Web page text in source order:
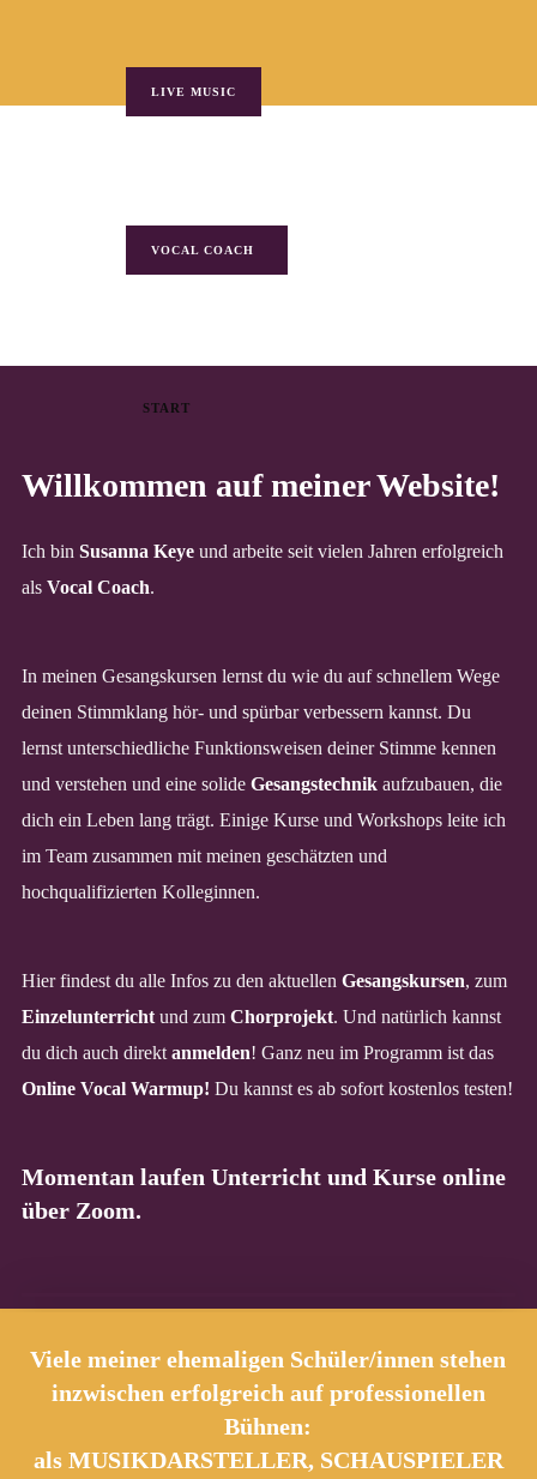
LIVE MUSIC
VOCAL COACH
START
Willkommen auf meiner Website!
Ich bin Susanna Keyeund arbeite seit vielen Jahren erfolgreich
als Vocal Coach.
In meinen Gesangskursen lernst du wie du auf schnellem Wege
deinen Stimmklang hör- und spürbar verbessern kannst. Du
lernst unterschiedliche Funktionsweisen deiner Stimme kennen
und verstehen und eine solide Gesangstechnikaufzubauen, die
dich ein Leben lang trägt. Einige Kurse und Workshops leite ich
im Team zusammen mit meinen geschätzten und
hochqualifizierten Kolleginnen.
Hier findest du alle Infos zu den aktuellen Gesangskursen, zum
Einzelunterrichtund zum Chorprojekt. Und natürlich kannst
du dich auch direktanmelden! Ganz neu im Programm ist das
Online Vocal Warmup! Du kannst es ab sofort kostenlos testen!
Momentan laufen Unterricht und Kurse online
über Zoom.
Viele meiner ehemaligen Schüler/innen stehen
inzwischen erfolgreich auf professionellen
Bühnen:
als MUSIKDARSTELLER, SCHAUSPIELER